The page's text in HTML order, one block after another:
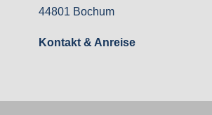
44801 Bochum
Kontakt & Anreise